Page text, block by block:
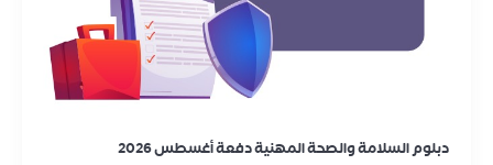
دبلوم السلامة والصحة المهنية دفعة أغسطس 2026